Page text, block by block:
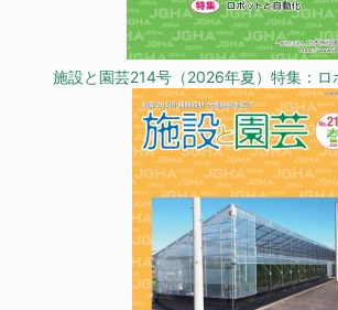
施設と園芸214号（2026年夏）特集：ロ